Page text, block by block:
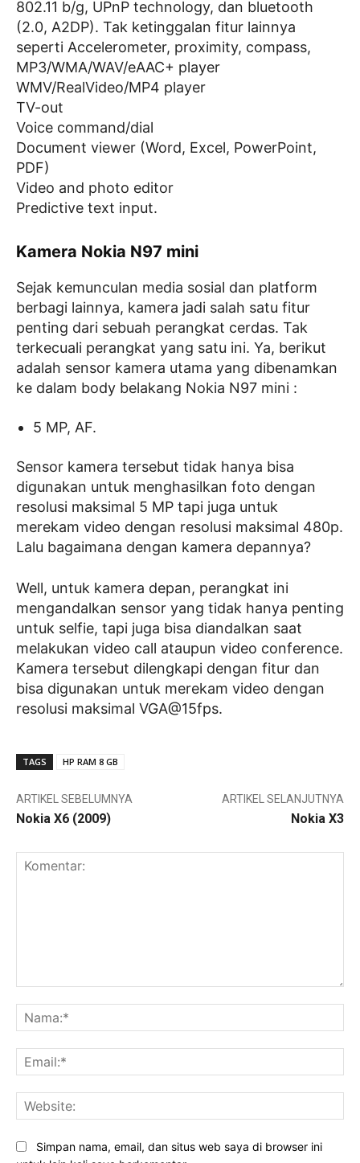
802.11 b/g, UPnP technology, dan bluetooth
(2.0, A2DP). Tak ketinggalan fitur lainnya
seperti Accelerometer, proximity, compass,
MP3/WMA/WAV/eAAC+ player
WMV/RealVideo/MP4 player
TV-out
Voice command/dial
Document viewer (Word, Excel, PowerPoint,
PDF)
Video and photo editor
Predictive text input.
Kamera Nokia N97 mini
Sejak kemunculan media sosial dan platform
berbagi lainnya, kamera jadi salah satu fitur
penting dari sebuah perangkat cerdas. Tak
terkecuali perangkat yang satu ini. Ya, berikut
adalah sensor kamera utama yang dibenamkan
ke dalam body belakang Nokia N97 mini :
5 MP, AF.
Sensor kamera tersebut tidak hanya bisa
digunakan untuk menghasilkan foto dengan
resolusi maksimal 5 MP tapi juga untuk
merekam video dengan resolusi maksimal 480p.
Lalu bagaimana dengan kamera depannya?
Well, untuk kamera depan, perangkat ini
mengandalkan sensor yang tidak hanya penting
untuk selfie, tapi juga bisa diandalkan saat
melakukan video call ataupun video conference.
Kamera tersebut dilengkapi dengan fitur dan
bisa digunakan untuk merekam video dengan
resolusi maksimal VGA@15fps.
TAGS HP RAM 8 GB
ARTIKEL SEBELUMNYA
Nokia X6 (2009)
ARTIKEL SELANJUTNYA
Nokia X3
Simpan nama, email, dan situs web saya di browser ini